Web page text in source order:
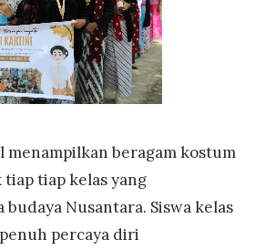
menampilkan beragam kostum
tiap kelas yang
Nusantara. Siswa kelas
percaya diri